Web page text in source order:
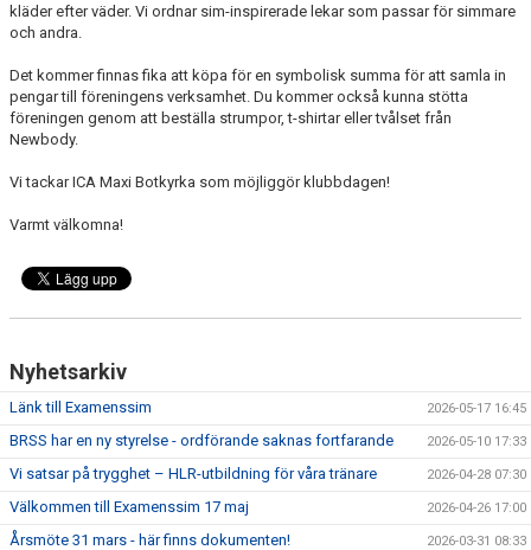
kläder efter väder. Vi ordnar sim-inspirerade lekar som passar för simmare
och andra.
Det kommer finnas fika att köpa för en symbolisk summa för att samla in
pengar till föreningens verksamhet. Du kommer också kunna stötta
föreningen genom att beställa strumpor, t-shirtar eller tvålset från
Newbody.
Vi tackar ICA Maxi Botkyrka som möjliggör klubbdagen!
Varmt välkomna!
Nyhetsarkiv
Länk till Examenssim 2026-05-17 16:45
BRSS har en ny styrelse - ordförande saknas fortfarande 2026-05-10 17:33
Vi satsar på trygghet – HLR-utbildning för våra tränare 2026-04-28 07:30
Välkommen till Examenssim 17 maj 2026-04-26 17:00
Årsmöte 31 mars - här finns dokumenten! 2026-03-31 08:33